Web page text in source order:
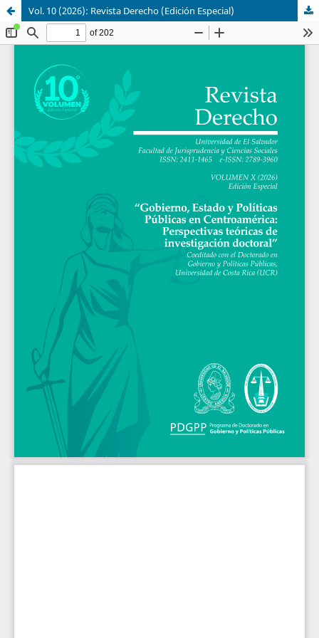
Vol. 10 (2026): Revista Derecho (Edición Especial)